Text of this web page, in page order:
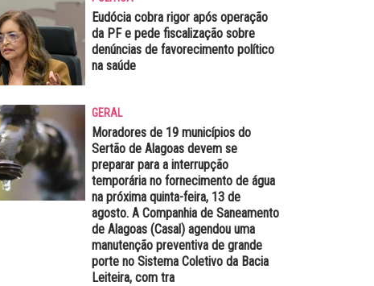
Eudócia cobra rigor após operação
da PF e pede fiscalização sobre
denúncias de favorecimento político
na saúde
GERAL
Moradores de 19 municípios do
Sertão de Alagoas devem se
preparar para a interrupção
temporária no fornecimento de água
na próxima quinta-feira, 13 de
agosto. A Companhia de Saneamento
de Alagoas (Casal) agendou uma
manutenção preventiva de grande
porte no Sistema Coletivo da Bacia
Leiteira, com tra